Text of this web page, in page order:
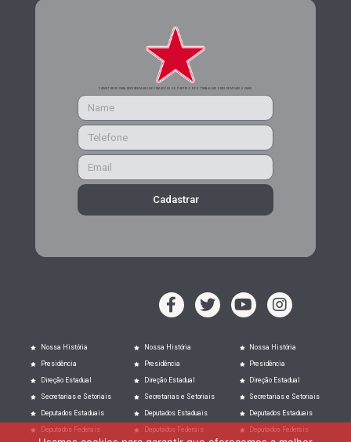
CADASTRE-SE PARA RECEBER MAIS INFORMAÇÕES DO PARTIDO DOS TRABALHADORES DE MINAS GERAIS
Cadastrar
Nossa História
Presidência
Direção Estadual
Secretarias e Setoriais
Deputados Estaduais
Deputados Federais
Nossa História
Presidência
Direção Estadual
Secretarias e Setoriais
Deputados Estaduais
Deputados Federais
Nossa História
Presidência
Direção Estadual
Secretarias e Setoriais
Deputados Estaduais
Deputados Federais